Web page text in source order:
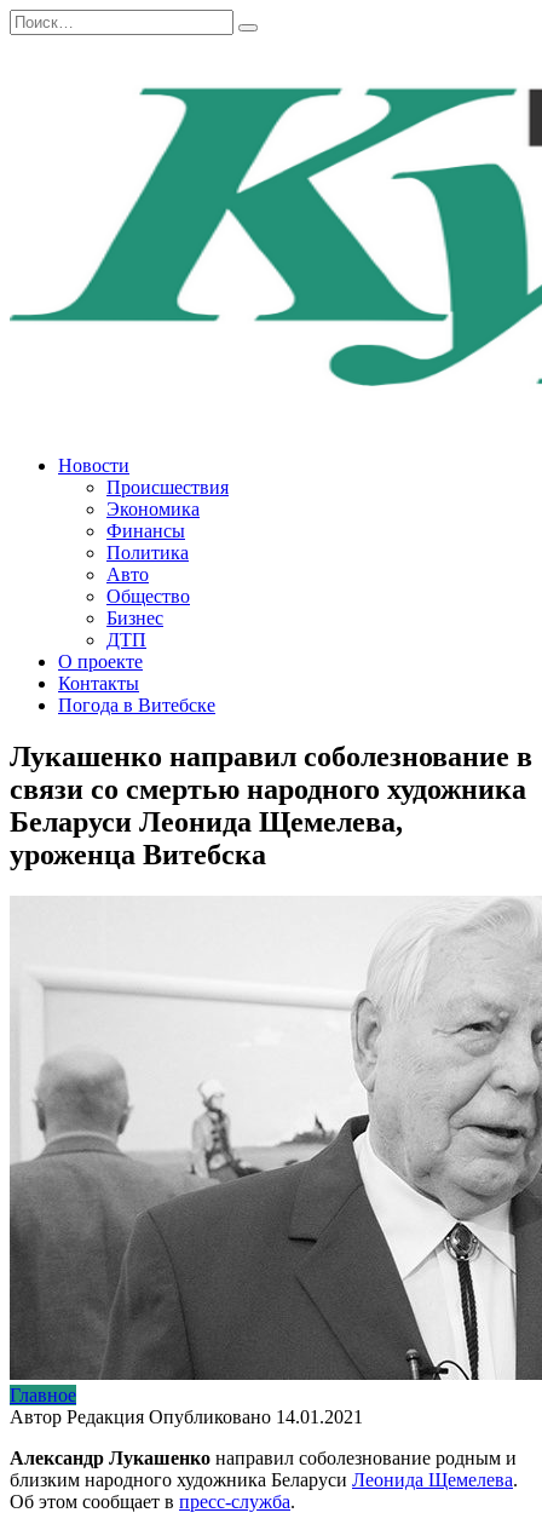
Перейти
к
Search
for:
Новости
Происшествия
Экономика
Финансы
Политика
Авто
Общество
Бизнес
ДТП
О проекте
Контакты
Погода в Витебске
Лукашенко направил соболезнование в
связи со смертью народного художника
Беларуси Леонида Щемелева,
уроженца Витебска
Главное
Автор Редакция Опубликовано 14.01.2021
Александр Лукашенко направил соболезнование родным и
близким народного художника Беларуси Леонида Щемелева.
Об этом сообщает в пресс-служба.